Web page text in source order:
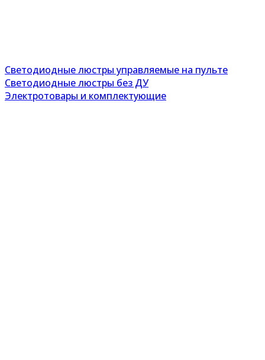
Светодиодные люстры управляемые на пульте
Светодиодные люстры без ДУ
Электротовары и комплектующие